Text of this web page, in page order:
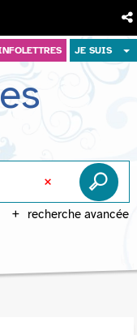
JE SUIS
recherche avancée